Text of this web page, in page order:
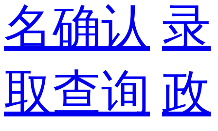
名确认 录
取查询 政